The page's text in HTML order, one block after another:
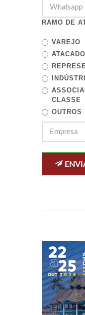
RAMO DE
VAREJO
ATACADO
CLASSE
OUTROS